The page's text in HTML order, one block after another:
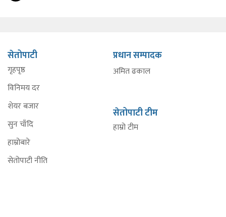
सेतोपाटी
गृहपृष्ठ
विनिमय दर
शेयर बजार
सुन चाँदि
हाम्रोबारे
सेतोपाटी नीति
प्रधान सम्पादक
अमित ढकाल
सेतोपाटी टीम
हाम्रो टीम